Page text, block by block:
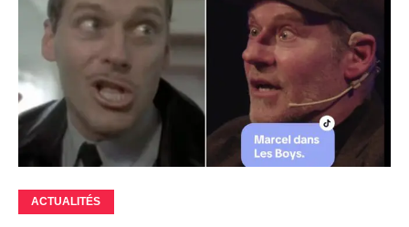
ACTUALITÉS